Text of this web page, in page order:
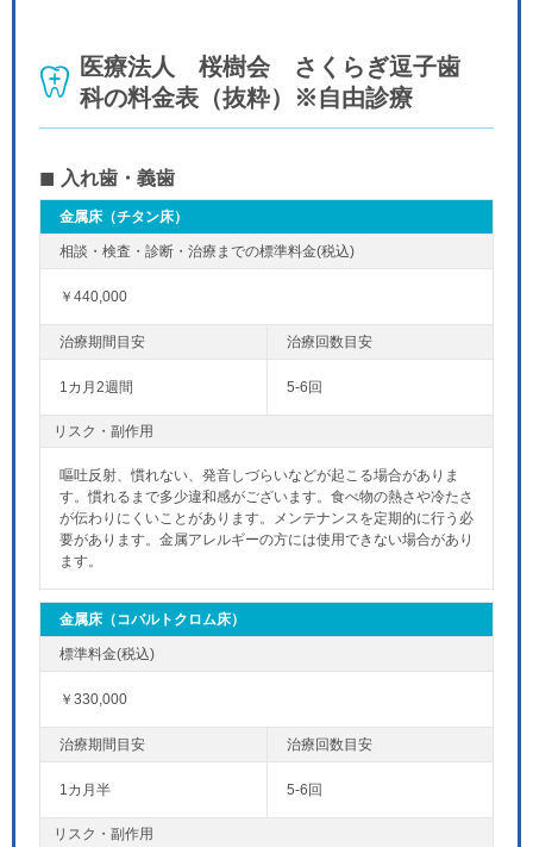
医療法人 桜樹会 さくらぎ逗子歯
科の料金表（抜粋）※自由診療
入れ歯・義歯
金属床（チタン床）
￥440,000
1カ月2週間 5-6回
リスク・副作用
嘔吐反射、慣れない、発音しづらいなどが起こる場合がありま
す。慣れるまで多少違和感がございます。食べ物の熱さや冷たさ
が伝わりにくいことがあります。メンテナンスを定期的に行う必
要があります。金属アレルギーの方には使用できない場合があり
ます。
金属床（コバルトクロム床）
￥330,000
1カ月半 5-6回
リスク・副作用